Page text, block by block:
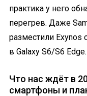
практика у него
перегрев. Даже
разместили Exynos
в Galaxy S6/S6 Edge.
Что нас ждёт в
смартфоны и